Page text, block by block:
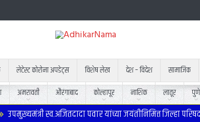
लेटेस्ट कोरोना अपडेट्स विशेष लेख देश – विदेश सामाजिक
अमरावती औरंगाबाद कोल्हापूर नाशिक लातूर पुणे
स्व.अजितदादा पवार यांच्या जयंतीनिमित्त जिल्हा